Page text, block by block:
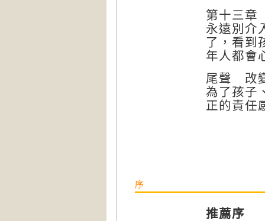
第十三章
永遠別介
了，看到
年人都會
尾聲 改
為了孩子
正的責任
序
推薦序